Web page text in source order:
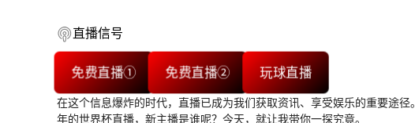
直播信号
免费直播① 免费直播② 玩球直播
在这个信息爆炸的时代，直播已成为我们获取资讯、享受娱乐的重要途
年的世界杯直播，新主播是谁呢？今天，就让我带你一探究竟。